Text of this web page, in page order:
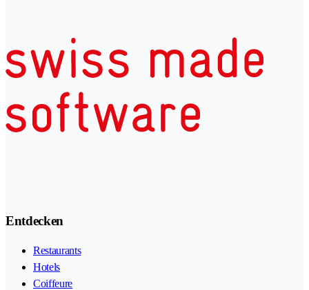
Entdecken
Restaurants
Hotels
Coiffeure